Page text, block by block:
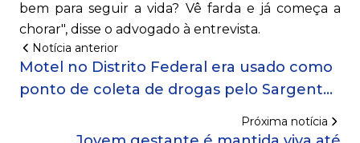
bem para seguir a vida? Vê farda e já começa a
chorar", disse o advogado à entrevista.
Notícia anterior
Motel no Distrito Federal era usado como
ponto de coleta de drogas pelo Sargento
Próxima notícia